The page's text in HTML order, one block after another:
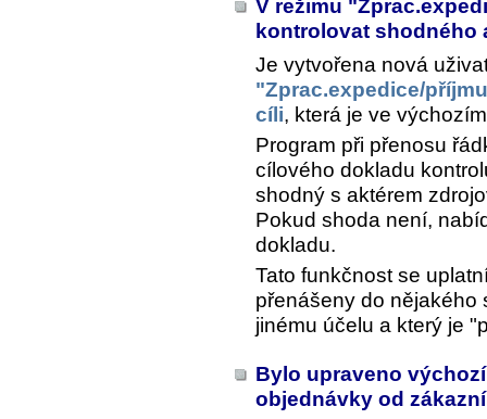
V režimu
kontrolovat shodného
Je vytvořena nová
"Zprac.expedice/
cíli, která je ve
Program při přenosu
cílového dokladu
shodný s aktérem
Pokud shoda není,
dokladu.
Tato funkčnost se
přenášeny do nějakého
jinému účelu a který je
Bylo upraveno
objednávky od